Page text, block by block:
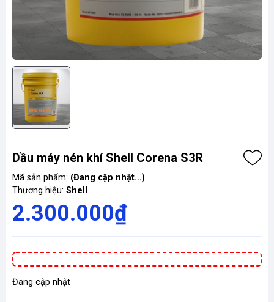
Dầu máy nén khí Shell Corena S3R
Mã sản phẩm: (Đang cập nhật...)
Thương hiệu: Shell
2.300.000₫
Đang cập nhật